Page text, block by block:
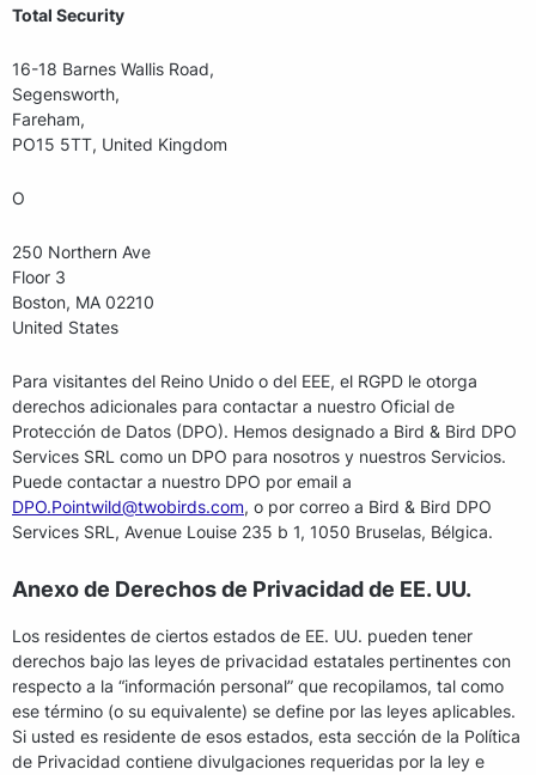
Total Security
16-18 Barnes Wallis Road,
Segensworth,
Fareham,
PO15 5TT, United Kingdom
O
250 Northern Ave
Floor 3
Boston, MA 02210
United States
Para visitantes del Reino Unido o del EEE, el RGPD le otorga
derechos adicionales para contactar a nuestro Oficial de
Protección de Datos (DPO). Hemos designado a Bird & Bird DPO
Services SRL como un DPO para nosotros y nuestros Servicios.
Puede contactar a nuestro DPO por email a
DPO.Pointwild@twobirds.com, o por correo a Bird & Bird DPO
Services SRL, Avenue Louise 235 b 1, 1050 Bruselas, Bélgica.
Anexo de Derechos de Privacidad de EE. UU.
Los residentes de ciertos estados de EE. UU. pueden tener
derechos bajo las leyes de privacidad estatales pertinentes con
respecto a la “información personal” que recopilamos, tal como
ese término (o su equivalente) se define por las leyes aplicables.
Si usted es residente de esos estados, esta sección de la Política
de Privacidad contiene divulgaciones requeridas por la ley e